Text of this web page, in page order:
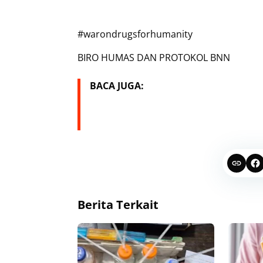
#warondrugsforhumanity
BIRO HUMAS DAN PROTOKOL BNN
BACA JUGA:
Berita Terkait